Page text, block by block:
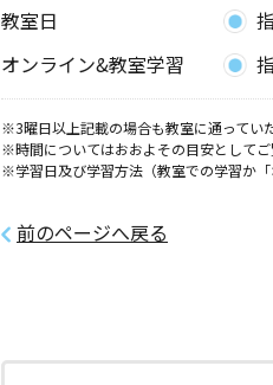
教室日
オンライン&教室学習
※3曜日以上記載の場合も教室に通ってい
※時間についてはおおよその目安として
※学習日及び学習方法（教室での学習か
前のページへ戻る